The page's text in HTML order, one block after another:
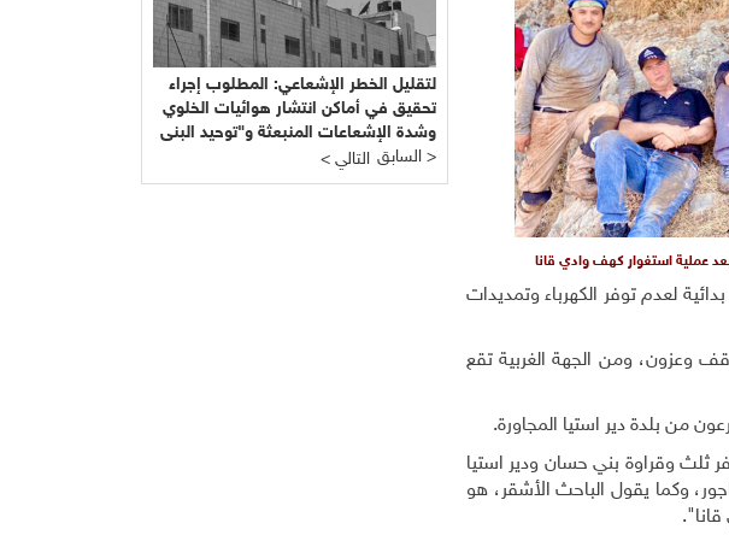
عملية استغوار كهف وادي قانا
لعدم توفر الكهرباء وتمديدات
وعزون، ومن الجهة الغربية تقع
من بلدة دير استيا المجاورة.
ثلث وقراوة بني حسان ودير استيا
وكما يقول الباحث الأشقر، هو
لتقليل الخطر الإشعاعي: المطلوب إجراء
تحقيق في أماكن انتشار هوائيات الخلوي
وشدة الإشعاعات المنبعثة و"توحيد البنى
التحتية" للشركات
< التالي السابق >